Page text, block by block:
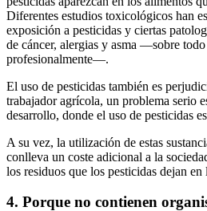
Diferentes estudios toxicológicos han
exposición a pesticidas y ciertas
de cáncer, alergias y asma —sobre
profesionalmente—.
El uso de pesticidas también es
trabajador agrícola, un problema serio
desarrollo, donde el uso de pesticidas
A su vez, la utilización de estas
conlleva un coste adicional a la
los residuos que los pesticidas dejan en
4. Porque no contienen